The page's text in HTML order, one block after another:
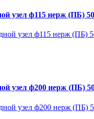
узел ф115 нерж (ПБ)
узел ф200 нерж (ПБ)